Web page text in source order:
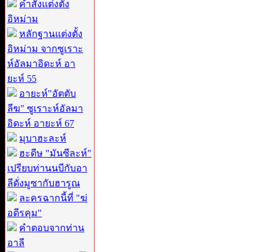
คำสั่งแต่งตั้ง
อิหม่าม
หลักฐานแต่งตั้ง
อิหม่าม จากซูเราะ
ห์อัลมาอิดะห์ อา
ยะห์ 55
อายะห์"อัตตับ
ลีฆ" ซูเราะห์อัลมา
อิดะห์ อายะห์ 67
มุบาฮะละห์
ฮะดีษ "มันซีละห์"
เปรียบท่านนบีกับอา
ลีดั่งมูซากับฮารูณ
ละครฉากนี้ที่ "ฆ่
อดีรคุม"
คำตอบจากท่าน
อาลี